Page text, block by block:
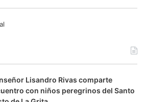
Lisandro Rivas comparte
con niños peregrinos del Santo